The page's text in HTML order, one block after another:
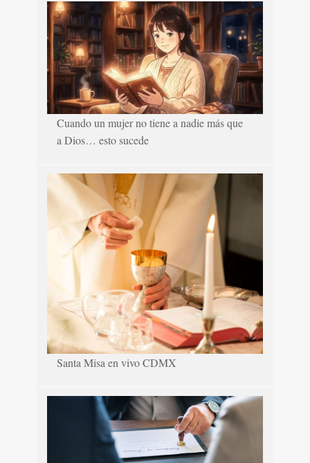
Cuando un mujer no tiene a nadie más que
a Dios… esto sucede
Santa Misa en vivo CDMX